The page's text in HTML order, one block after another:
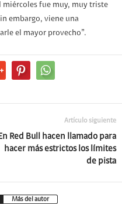
miércoles fue muy, muy triste
embargo, viene una
el mayor provecho”.
Artículo siguiente
Red Bull hacen llamado para
hacer más estrictos los límites
de pista
Más del autor